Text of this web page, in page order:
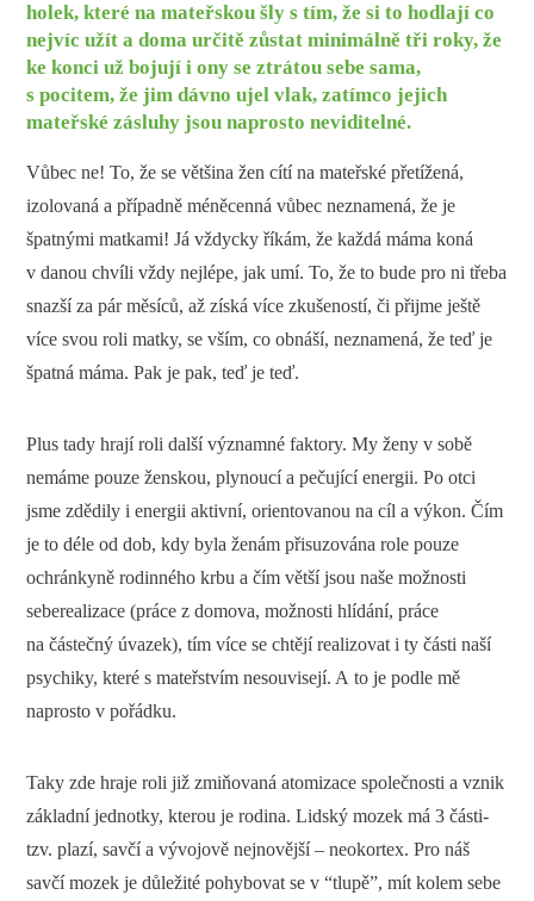
holek, které na mateřskou šly s tím, že si to hodlají co
nejvíc užít a doma určitě zůstat minimálně tři roky, že
ke konci už bojují i ony se ztrátou sebe sama,
s pocitem, že jim dávno ujel vlak, zatímco jejich
mateřské zásluhy jsou naprosto neviditelné.
Vůbec ne! To, že se většina žen cítí na mateřské přetížená,
izolovaná a případně méněcenná vůbec neznamená, že je
špatnými matkami! Já vždycky říkám, že každá máma koná
v danou chvíli vždy nejlépe, jak umí. To, že to bude pro ni třeba
snazší za pár měsíců, až získá více zkušeností, či přijme ještě
více svou roli matky, se vším, co obnáší, neznamená, že teď je
špatná máma. Pak je pak, teď je teď.
Plus tady hrají roli další významné faktory. My ženy v sobě
nemáme pouze ženskou, plynoucí a pečující energii. Po otci
jsme zdědily i energii aktivní, orientovanou na cíl a výkon. Čím
je to déle od dob, kdy byla ženám přisuzována role pouze
ochránkyně rodinného krbu a čím větší jsou naše možnosti
seberealizace (práce z domova, možnosti hlídání, práce
na částečný úvazek), tím více se chtějí realizovat i ty části naší
psychiky, které s mateřstvím nesouvisejí. A to je podle mě
naprosto v pořádku.
Taky zde hraje roli již zmiňovaná atomizace společnosti a vznik
základní jednotky, kterou je rodina. Lidský mozek má 3 části-
tzv. plazí, savčí a vývojově nejnovější – neokortex. Pro náš
savčí mozek je důležité pohybovat se v “tlupě”, mít kolem sebe